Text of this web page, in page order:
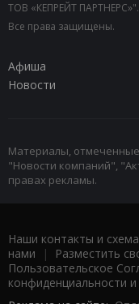
ТОВ «КЕПРЕЙТ ПАРТНЕРС»".
Все права защищены.
Афиша
Новости
Материалы,
"Новости компаний",
правах рекламы.
Наши контакты и
нами | Разместить
Пользовательское
конфиденциальности